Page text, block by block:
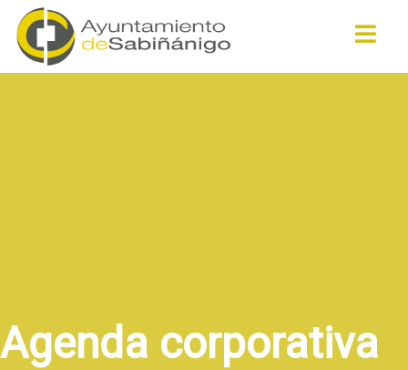
Agenda corporativa